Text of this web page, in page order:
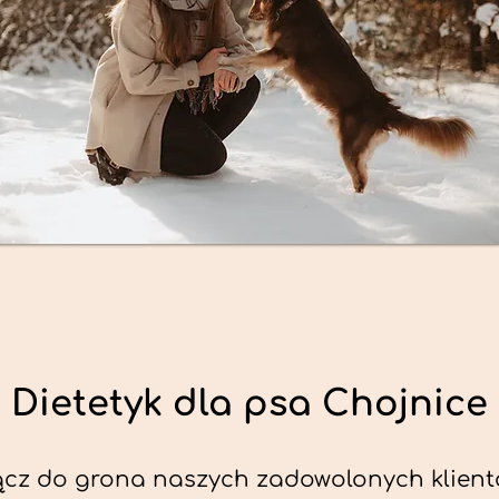
Dietetyk dla psa Chojnice
do grona naszych zadowolonych